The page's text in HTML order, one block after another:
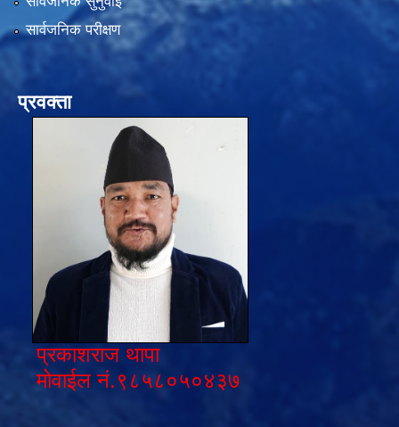
सार्वजनिक परीक्षण
प्रवक्ता
प्रकाशराज थापा
मोवाईल नं.९८५८०५०४३७